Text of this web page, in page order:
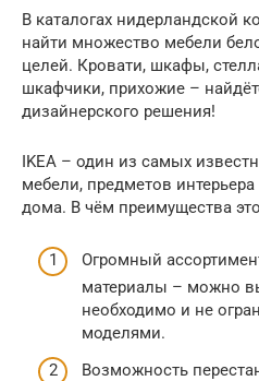
В каталогах нидерландской
найти множество мебели
целей. Кровати, шкафы,
шкафчики, прихожие –
дизайнерского решения!
IKEA – один из самых
мебели, предметов
дома. В чём преимущества
Огромный
материалы – можно
необходимо и не
моделями.
Возможность